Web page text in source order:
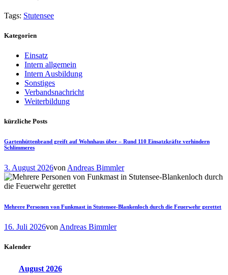
Tags: Stutensee
Kategorien
Einsatz
Intern allgemein
Intern Ausbildung
Sonstiges
Verbandsnachricht
Weiterbildung
kürzliche Posts
Gartenhüttenbrand greift auf Wohnhaus über – Rund 110 Einsatzkräfte verhindern
Schlimmeres
3. August 2026von Andreas Bimmler
Mehrere Personen von Funkmast in Stutensee-Blankenloch durch die Feuerwehr gerettet
16. Juli 2026von Andreas Bimmler
Kalender
August 2026